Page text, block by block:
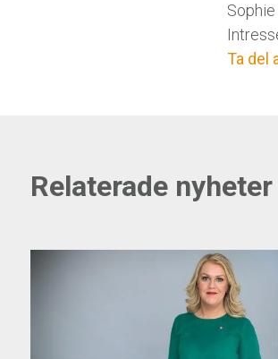
Ta del
Relaterade nyheter